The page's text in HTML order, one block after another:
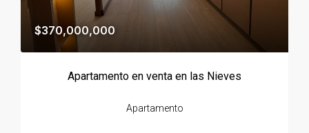
$370,000,000
Apartamento en venta en las Nieves
Apartamento